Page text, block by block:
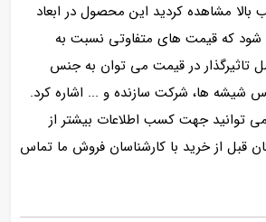
بالا مشاهده کردید این محصول در ابعاد
شود که قیمت های متفاوتی نسبت به
تاثیرگذار در قیمت می توان به جنس
شیشه ها، شرکت سازنده و ... اشاره کرد.
توانید جهت کسب اطلاعات بیشتر از
قبل از خرید با کارشناسان فروش ما تماس